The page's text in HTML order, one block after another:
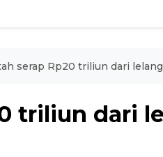
serap Rp20 triliun dari
triliun dari